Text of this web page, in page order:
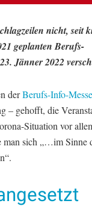
nicht, seit
geplanten Berufs-
Jänner 2022
derBerufs-Info-
– gehofft, die
Situation vor
man sich „…im Sinne